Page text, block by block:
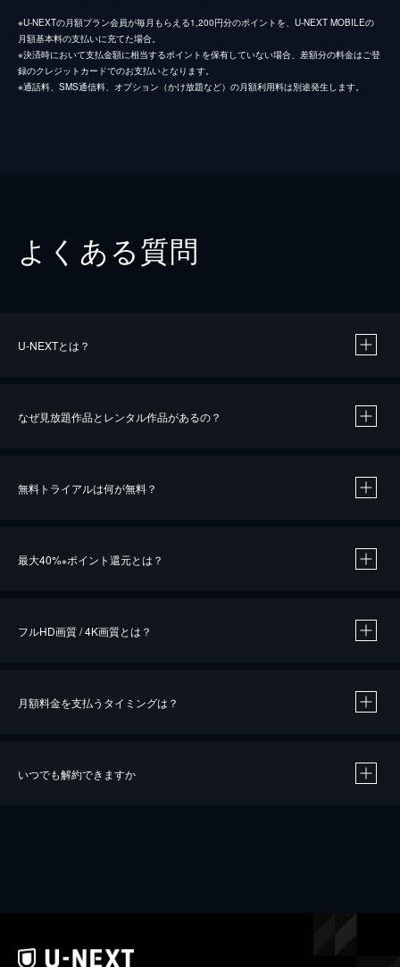
※U-NEXTの月額プラン会員が毎月もらえる1,200円分のポイントを、U-NEXT MOBILEの
月額基本料の支払いに充てた場合。
※決済時において支払金額に相当するポイントを保有していない場合、差額分の料金はご登
録のクレジットカードでのお支払いとなります。
※通話料、SMS通信料、オプション（かけ放題など）の月額利用料は別途発生します。
よくある質問
U-NEXTとは？
なぜ見放題作品とレンタル作品があるの？
無料トライアルは何が無料？
最大40%※ポイント還元とは？
※40％ポイント還元の対象は、クレジットカード決済による作品の購入 / レンタルです。
フルHD画質 / 4K画質とは？
月額料金を支払うタイミングは？
いつでも解約できますか